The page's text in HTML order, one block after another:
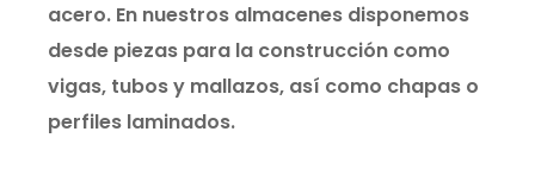
acero. En nuestros almacenes disponemos
desde piezas para la construcción como
vigas, tubos y mallazos, así como chapas o
perfiles laminados.